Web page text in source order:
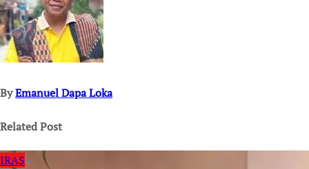
ByEmanuel Dapa Loka
Related Post
IRAS